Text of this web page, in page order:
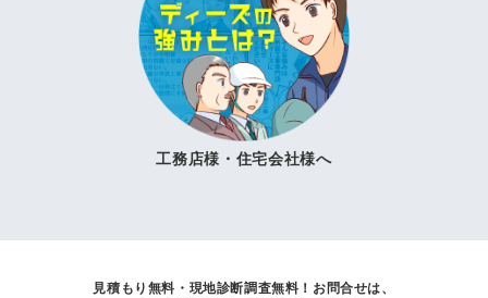
工務店様・住宅会社様へ
見積もり無料・現地診断調査無料！ お問合せは、